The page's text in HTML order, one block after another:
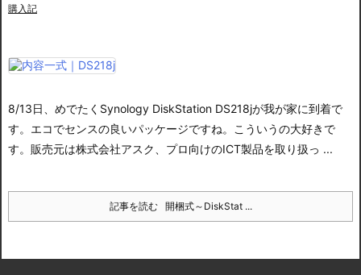
購入記
8/13日、めでたくSynology DiskStation DS218jが我が家に到着で
す。 エコでセンスの良いパッケージですね。こういうの大好きで
す。 販売元は株式会社アスク、プロ向けのICT製品を取り扱っ ...
記事を読む 開梱式～DiskStat ...